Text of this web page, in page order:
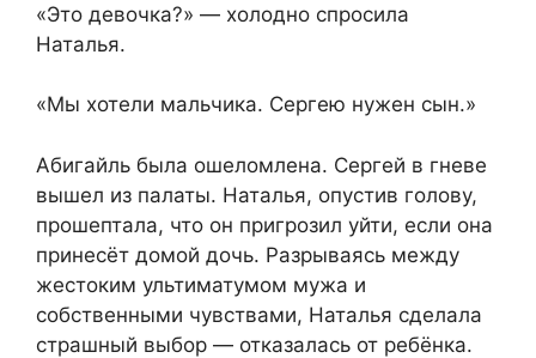
«Это девочка?» — холодно спросила
Наталья.
«Мы хотели мальчика. Сергею нужен сын.»
Абигайль была ошеломлена. Сергей в гневе
вышел из палаты. Наталья, опустив голову,
прошептала, что он пригрозил уйти, если она
принесёт домой дочь. Разрываясь между
жестоким ультиматумом мужа и
собственными чувствами, Наталья сделала
страшный выбор — отказалась от ребёнка.